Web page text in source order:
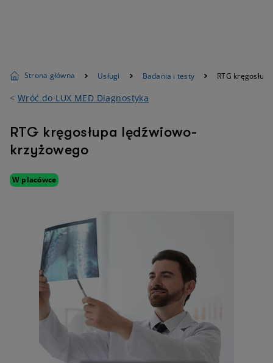
Strona główna Usługi Badania i testy RTG
< Wróć do LUX MED Diagnostyka
RTG kręgosłupa lędźwiowo-
krzyżowego
W placówce